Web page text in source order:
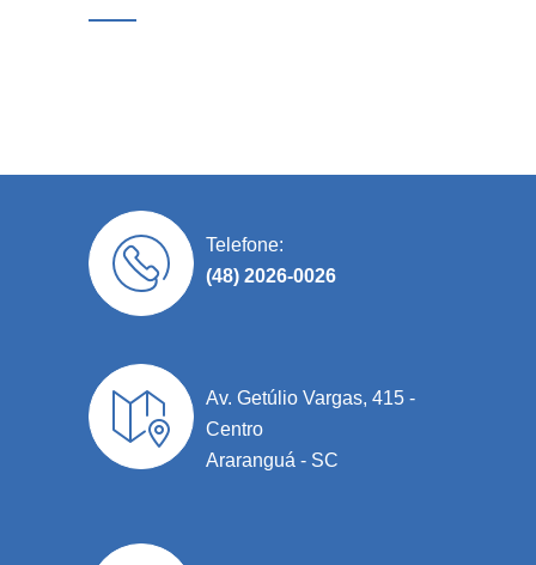
Telefone:
(48) 2026-0026
Av. Getúlio Vargas, 415 -
Centro
Araranguá - SC